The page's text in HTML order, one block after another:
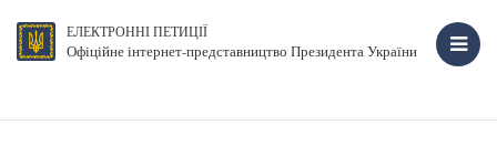
ЕЛЕКТРОННІ ПЕТИЦІЇ
Офіційне інтернет-представництво Президента України